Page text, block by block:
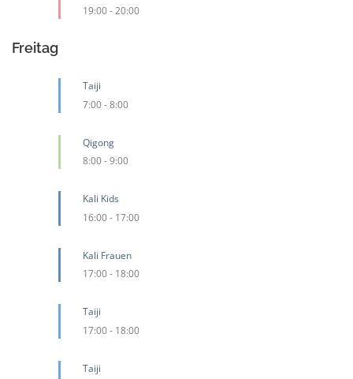
19:00-20:00
Freitag
Taiji
7:00-8:00
Qigong
8:00-9:00
Kali Kids
16:00- 17:00
Kali Frauen
17:00- 18:00
Taiji
17:00- 18:00
Taiji